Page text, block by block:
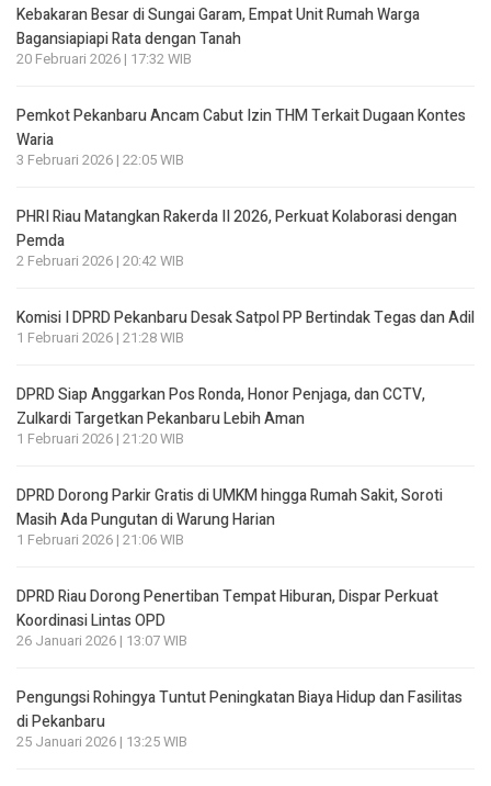
Kebakaran Besar di Sungai Garam, Empat Unit Rumah Warga
Bagansiapiapi Rata dengan Tanah
20 Februari 2026 | 17:32 WIB
Pemkot Pekanbaru Ancam Cabut Izin THM Terkait Dugaan Kontes
Waria
3 Februari 2026 | 22:05 WIB
PHRI Riau Matangkan Rakerda II 2026, Perkuat Kolaborasi dengan
Pemda
2 Februari 2026 | 20:42 WIB
Komisi I DPRD Pekanbaru Desak Satpol PP Bertindak Tegas dan Adil
1 Februari 2026 | 21:28 WIB
DPRD Siap Anggarkan Pos Ronda, Honor Penjaga, dan CCTV,
Zulkardi Targetkan Pekanbaru Lebih Aman
1 Februari 2026 | 21:20 WIB
DPRD Dorong Parkir Gratis di UMKM hingga Rumah Sakit, Soroti
Masih Ada Pungutan di Warung Harian
1 Februari 2026 | 21:06 WIB
DPRD Riau Dorong Penertiban Tempat Hiburan, Dispar Perkuat
Koordinasi Lintas OPD
26 Januari 2026 | 13:07 WIB
Pengungsi Rohingya Tuntut Peningkatan Biaya Hidup dan Fasilitas
di Pekanbaru
25 Januari 2026 | 13:25 WIB